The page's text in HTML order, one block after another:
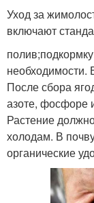
Уход за
включают
необходимости.
После сбора
азоте, фосфоре
Растение
холодам. В
органические